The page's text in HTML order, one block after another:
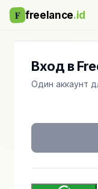
F freelance.id
Вход в
Один аккаунт